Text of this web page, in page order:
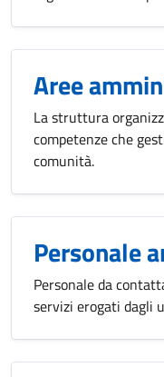
Aree
La struttura
competenze che
comunità.
Personale
Personale da
servizi erogati dagli